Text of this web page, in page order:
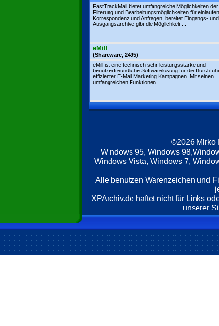
FastTrackMail bietet umfangreiche Möglichkeiten der
Filterung und Bearbeitungsmöglichkeiten für
Korrespondenz und Anfragen, bereitet Eingangs- und
Ausgangsarchive gibt die Möglichkeit ...
eMill
(Shareware, 2495)
eMill ist eine technisch sehr leistungsstarke und
benutzerfreundliche Softwarelösung für die
effizienter E-Mail Marketing Kampagnen. Mit seinen
umfangreichen Funktionen ...
©2026 Mirko
Windows 95, Windows
Windows Vista, Windows 7,
Alle benutzen Warenzeichen und
XPArchiv.de haftet nicht für Links
unserer